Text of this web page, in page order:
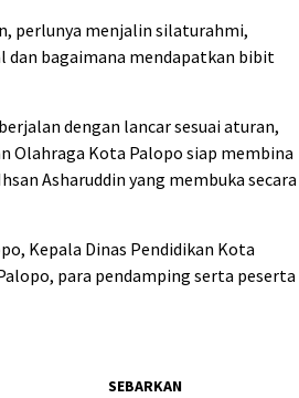
perlunya menjalin silaturahmi,
dan bagaimana mendapatkan bibit
dengan lancar sesuai aturan,
Olahraga Kota Palopo siap membina
Asharuddin yang membuka secara
Kepala Dinas Pendidikan Kota
para pendamping serta peserta
SEBARKAN